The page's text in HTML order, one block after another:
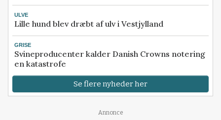
ULVE
Lille hund blev dræbt af ulv i Vestjylland
GRISE
Svineproducenter kalder Danish Crowns notering
en katastrofe
Se flere nyheder her
Annonce